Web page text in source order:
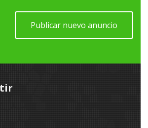
Publicar nuevo anuncio